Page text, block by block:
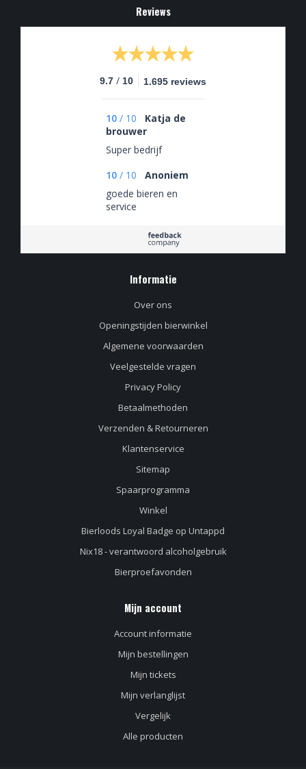
Reviews
9.7 / 10 1.695 reviews
10 / 10
Katja de
brouwer
Super bedrijf
10 / 10
Anoniem
goede bieren en
service
Informatie
Over ons
Openingstijden bierwinkel
Algemene voorwaarden
Veelgestelde vragen
Privacy Policy
Betaalmethoden
Verzenden & Retourneren
Klantenservice
Sitemap
Spaarprogramma
Winkel
Bierloods Loyal Badge op Untappd
Nix18 - verantwoord alcoholgebruik
Bierproefavonden
Mijn account
Account informatie
Mijn bestellingen
Mijn tickets
Mijn verlanglijst
Vergelijk
Alle producten